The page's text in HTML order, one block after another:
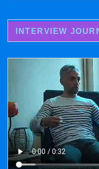
INTERVIEW